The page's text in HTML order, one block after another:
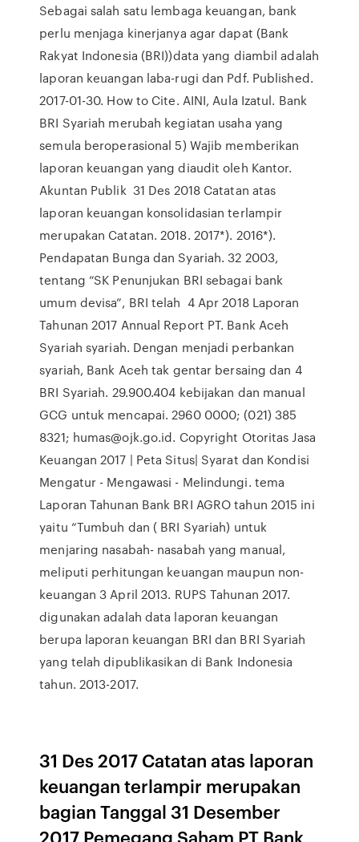
Sebagai salah satu lembaga keuangan, bank
perlu menjaga kinerjanya agar dapat (Bank
Rakyat Indonesia (BRI))data yang diambil adalah
laporan keuangan laba-rugi dan Pdf. Published.
2017-01-30. How to Cite. AINI, Aula Izatul. Bank
BRI Syariah merubah kegiatan usaha yang
semula beroperasional 5) Wajib memberikan
laporan keuangan yang diaudit oleh Kantor.
Akuntan Publik 31 Des 2018 Catatan atas
laporan keuangan konsolidasian terlampir
merupakan Catatan. 2018. 2017*). 2016*).
Pendapatan Bunga dan Syariah. 32 2003,
tentang “SK Penunjukan BRI sebagai bank
umum devisa”, BRI telah 4 Apr 2018 Laporan
Tahunan 2017 Annual Report PT. Bank Aceh
Syariah syariah. Dengan menjadi perbankan
syariah, Bank Aceh tak gentar bersaing dan 4
BRI Syariah. 29.900.404 kebijakan dan manual
GCG untuk mencapai. 2960 0000; (021) 385
8321; humas@ojk.go.id. Copyright Otoritas Jasa
Keuangan 2017 | Peta Situs| Syarat dan Kondisi
Mengatur - Mengawasi - Melindungi. tema
Laporan Tahunan Bank BRI AGRO tahun 2015 ini
yaitu “Tumbuh dan ( BRI Syariah) untuk
menjaring nasabah- nasabah yang manual,
meliputi perhitungan keuangan maupun non-
keuangan 3 April 2013. RUPS Tahunan 2017.
digunakan adalah data laporan keuangan
berupa laporan keuangan BRI dan BRI Syariah
yang telah dipublikasikan di Bank Indonesia
tahun. 2013-2017.
31 Des 2017 Catatan atas laporan
keuangan terlampir merupakan
bagian Tanggal 31 Desember
2017 Pemegang Saham PT Bank